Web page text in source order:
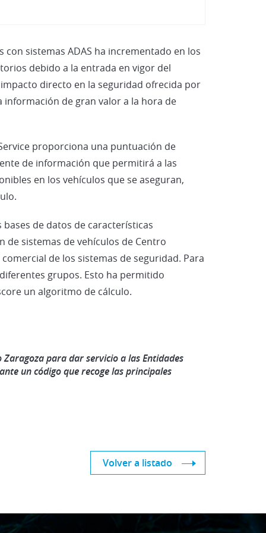
sistemas ADAS ha incrementado en los
debido a la entrada en vigor del
directo en la seguridad ofrecida por
información de gran valor a la hora de
proporciona una puntuación de
de información que permitirá a las
en los vehículos que se aseguran,
de datos de características
de sistemas de vehículos de Centro
de los sistemas de seguridad. Para
grupos. Esto ha permitido
un algoritmo de cálculo.
para dar servicio a las Entidades
un código que recoge las principales
Volver a listado